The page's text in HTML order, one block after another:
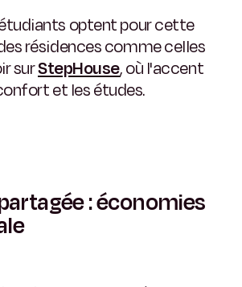
optent pour cette
résidences comme celles
surStepHouse, où l'accent
et les études.
: économies